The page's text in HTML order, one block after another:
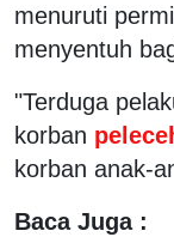
menuruti
menyentuh
"Terduga
korban
korban anak-
Baca Juga :